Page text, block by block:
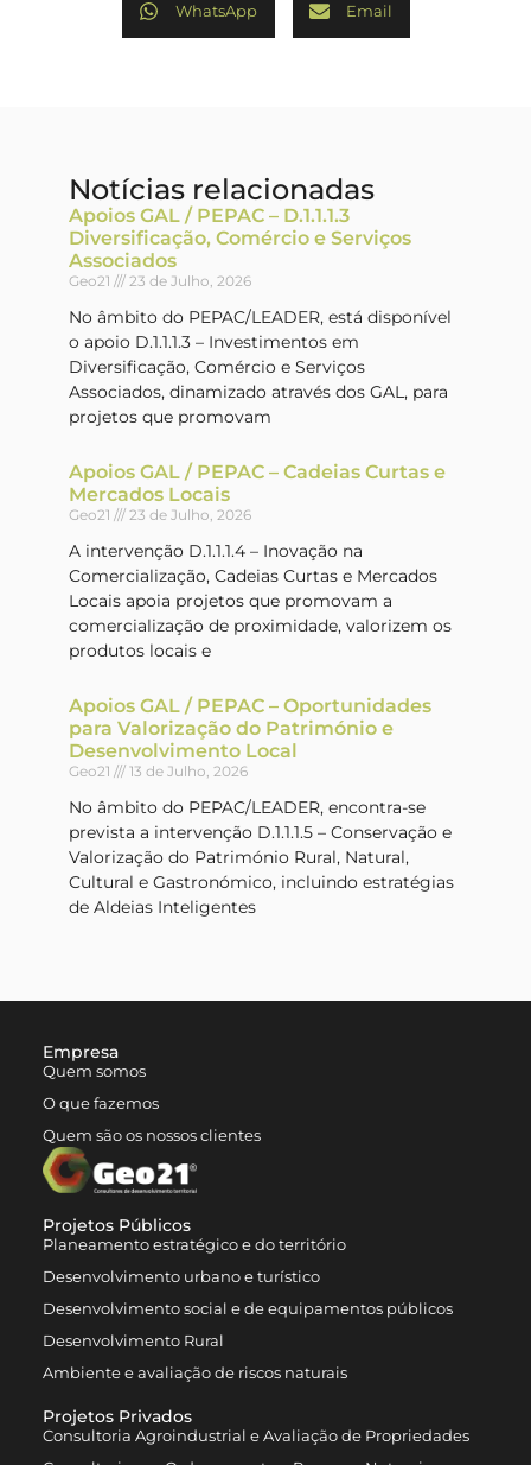
WhatsApp Email
Notícias relacionadas
Apoios GAL / PEPAC – D.1.1.1.3
Diversificação, Comércio e Serviços
Associados
Geo21 23 de Julho, 2026
No âmbito do PEPAC/LEADER, está disponível
o apoio D.1.1.1.3 – Investimentos em
Diversificação, Comércio e Serviços
Associados, dinamizado através dos GAL, para
projetos que promovam
Apoios GAL / PEPAC – Cadeias Curtas e
Mercados Locais
Geo21 23 de Julho, 2026
A intervenção D.1.1.1.4 – Inovação na
Comercialização, Cadeias Curtas e Mercados
Locais apoia projetos que promovam a
comercialização de proximidade, valorizem os
produtos locais e
Apoios GAL / PEPAC – Oportunidades
para Valorização do Património e
Desenvolvimento Local
Geo21 13 de Julho, 2026
No âmbito do PEPAC/LEADER, encontra-se
prevista a intervenção D.1.1.1.5 – Conservação e
Valorização do Património Rural, Natural,
Cultural e Gastronómico, incluindo estratégias
de Aldeias Inteligentes
Empresa
Quem somos
O que fazemos
Quem são os nossos clientes
Projetos Públicos
Planeamento estratégico e do território
Desenvolvimento urbano e turístico
Desenvolvimento social e de equipamentos públicos
Desenvolvimento Rural
Ambiente e avaliação de riscos naturais
Projetos Privados
Consultoria Agroindustrial e Avaliação de Propriedades